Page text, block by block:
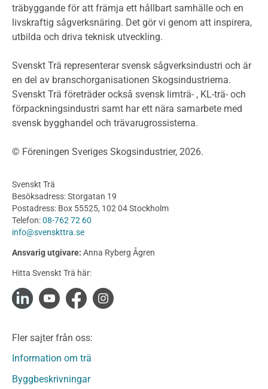
Termer och förkortningar
Planering
Klimatkalkylator hallar
Projektering av trähus - generellt
Byggsystem
Fasadsystem i skivmaterial
Bullerskärmar och andra utomhuskonstruktioner
Byggnation och utförande
Utförande
Produkter
Konstruktionsvirke
Konstruktionsvirke Behandlat
Konstruktionsvirke Fingerskarvat
Konstruktionsvirke Fingerskarvat Obehandlat
Limträ
Fanerträ
Fanerträ Obehandlat
träbyggande för att främja ett hållbart samhälle och en
livskraftig sågverksnäring. Det gör vi genom att inspirera,
utbilda och driva teknisk utveckling.
Svenskt Trä representerar svensk sågverksindustri och är
en del av branschorganisationen Skogsindustrierna.
Svenskt Trä företräder också svensk limträ- , KL-trä- och
förpackningsindustri samt har ett nära samarbete med
svensk bygghandel och trävarugrossisterna.
© Föreningen Sveriges Skogsindustrier, 2026.
Svenskt Trä
Besöksadress: Storgatan 19
Postadress: Box 55525, 102 04 Stockholm
Telefon:08-762 72 60
info@svenskttra.se
Ansvarig utgivare: Anna Ryberg Ågren
Hitta Svenskt Trä här:
Fler sajter från oss:
Information om trä
Byggbeskrivningar